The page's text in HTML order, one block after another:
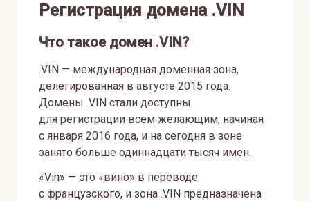
Регистрация домена .VIN
Что такое домен .VIN?
.VIN — международная доменная зона,
делегированная в августе 2015 года.
Домены .VIN стали доступны
для регистрации всем желающим, начиная
с января 2016 года, и на сегодня в зоне
занято больше одиннадцати тысяч имен.
«Vin» — это «вино» в переводе
с французского, и зона .VIN предназначена